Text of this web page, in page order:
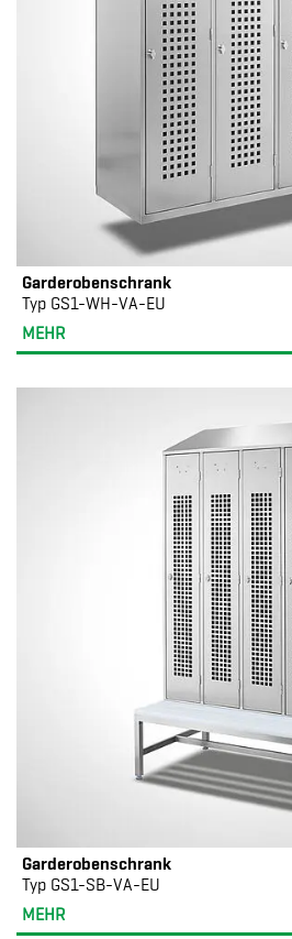
Garderobenschrank
Typ GS1-WH-VA-EU
MEHR
Garderobenschrank
Typ GS1-SB-VA-EU
MEHR